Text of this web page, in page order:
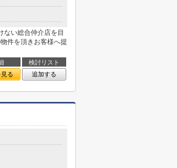
ない総合仲介店を目
件を頂きお客様へ提
検討リスト
る 追加する